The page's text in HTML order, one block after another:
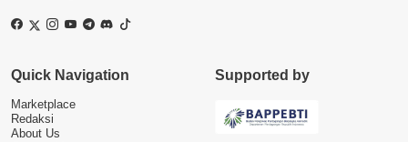
Quick Navigation
Marketplace
Redaksi
About Us
Supported by